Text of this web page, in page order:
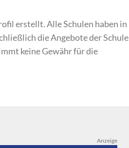
erstellt. Alle Schulen haben in
die Angebote der Schule
keine Gewähr für die
Anzeige